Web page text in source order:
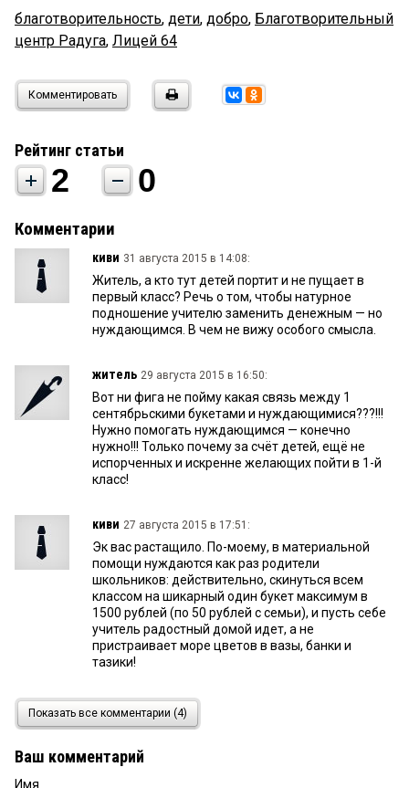
благотворительность, дети, добро, Благотворительный
центр Радуга, Лицей 64
Комментировать
Рейтинг статьи
2 0
Комментарии
киви 31 августа 2015 в 14:08:
Житель, а кто тут детей портит и не пущает в
первый класс? Речь о том, чтобы натурное
подношение учителю заменить денежным — но
нуждающимся. В чем не вижу особого смысла.
житель 29 августа 2015 в 16:50:
Вот ни фига не пойму какая связь между 1
сентябрьскими букетами и нуждающимися???!!!
Нужно помогать нуждающимся — конечно
нужно!!! Только почему за счёт детей, ещё не
испорченных и искренне желающих пойти в 1-й
класс!
киви 27 августа 2015 в 17:51:
Эк вас растащило. По-моему, в материальной
помощи нуждаются как раз родители
школьников: действительно, скинуться всем
классом на шикарный один букет максимум в
1500 рублей (по 50 рублей с семьи), и пусть себе
учитель радостный домой идет, а не
пристраивает море цветов в вазы, банки и
тазики!
25 августа 2015 в 22:26:
Вообще, желательно поменять Преамбулу
вредными традициями и пережитками, как то:
Показать все комментарии (4)
Ваш комментарий
Имя